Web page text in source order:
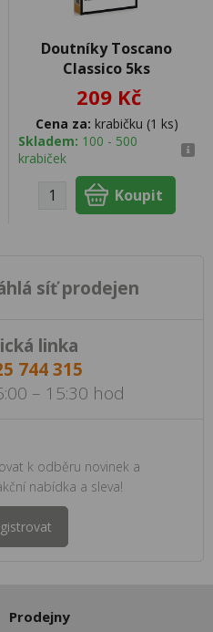
Doutníky Toscano
Classico 5ks
209 Kč
Cena za: krabičku (1 ks)
Skladem: 100 - 500
krabiček
síť prodejen
linka
744 315
– 15:30 hod
k odběru novinek a
nabídka a sleva!
Prodejny